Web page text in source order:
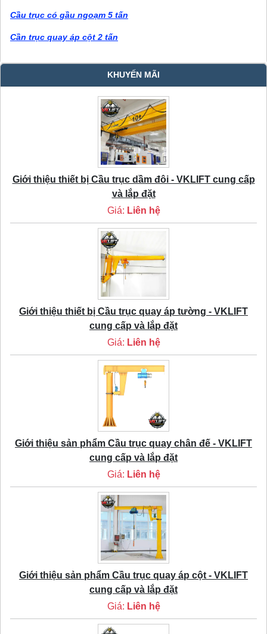
Cầu trục có gầu ngoạm 5 tấn
Cần trục quay áp cột 2 tấn
KHUYẾN MÃI
Giới thiệu thiết bị Cầu trục dầm đôi - VKLIFT cung cấp
và lắp đặt
Giá: Liên hệ
Giới thiệu thiết bị Cầu trục quay áp tường - VKLIFT
cung cấp và lắp đặt
Giá: Liên hệ
Giới thiệu sản phẩm Cầu trục quay chân đế - VKLIFT
cung cấp và lắp đặt
Giá: Liên hệ
Giới thiệu sản phẩm Cầu trục quay áp cột - VKLIFT
cung cấp và lắp đặt
Giá: Liên hệ